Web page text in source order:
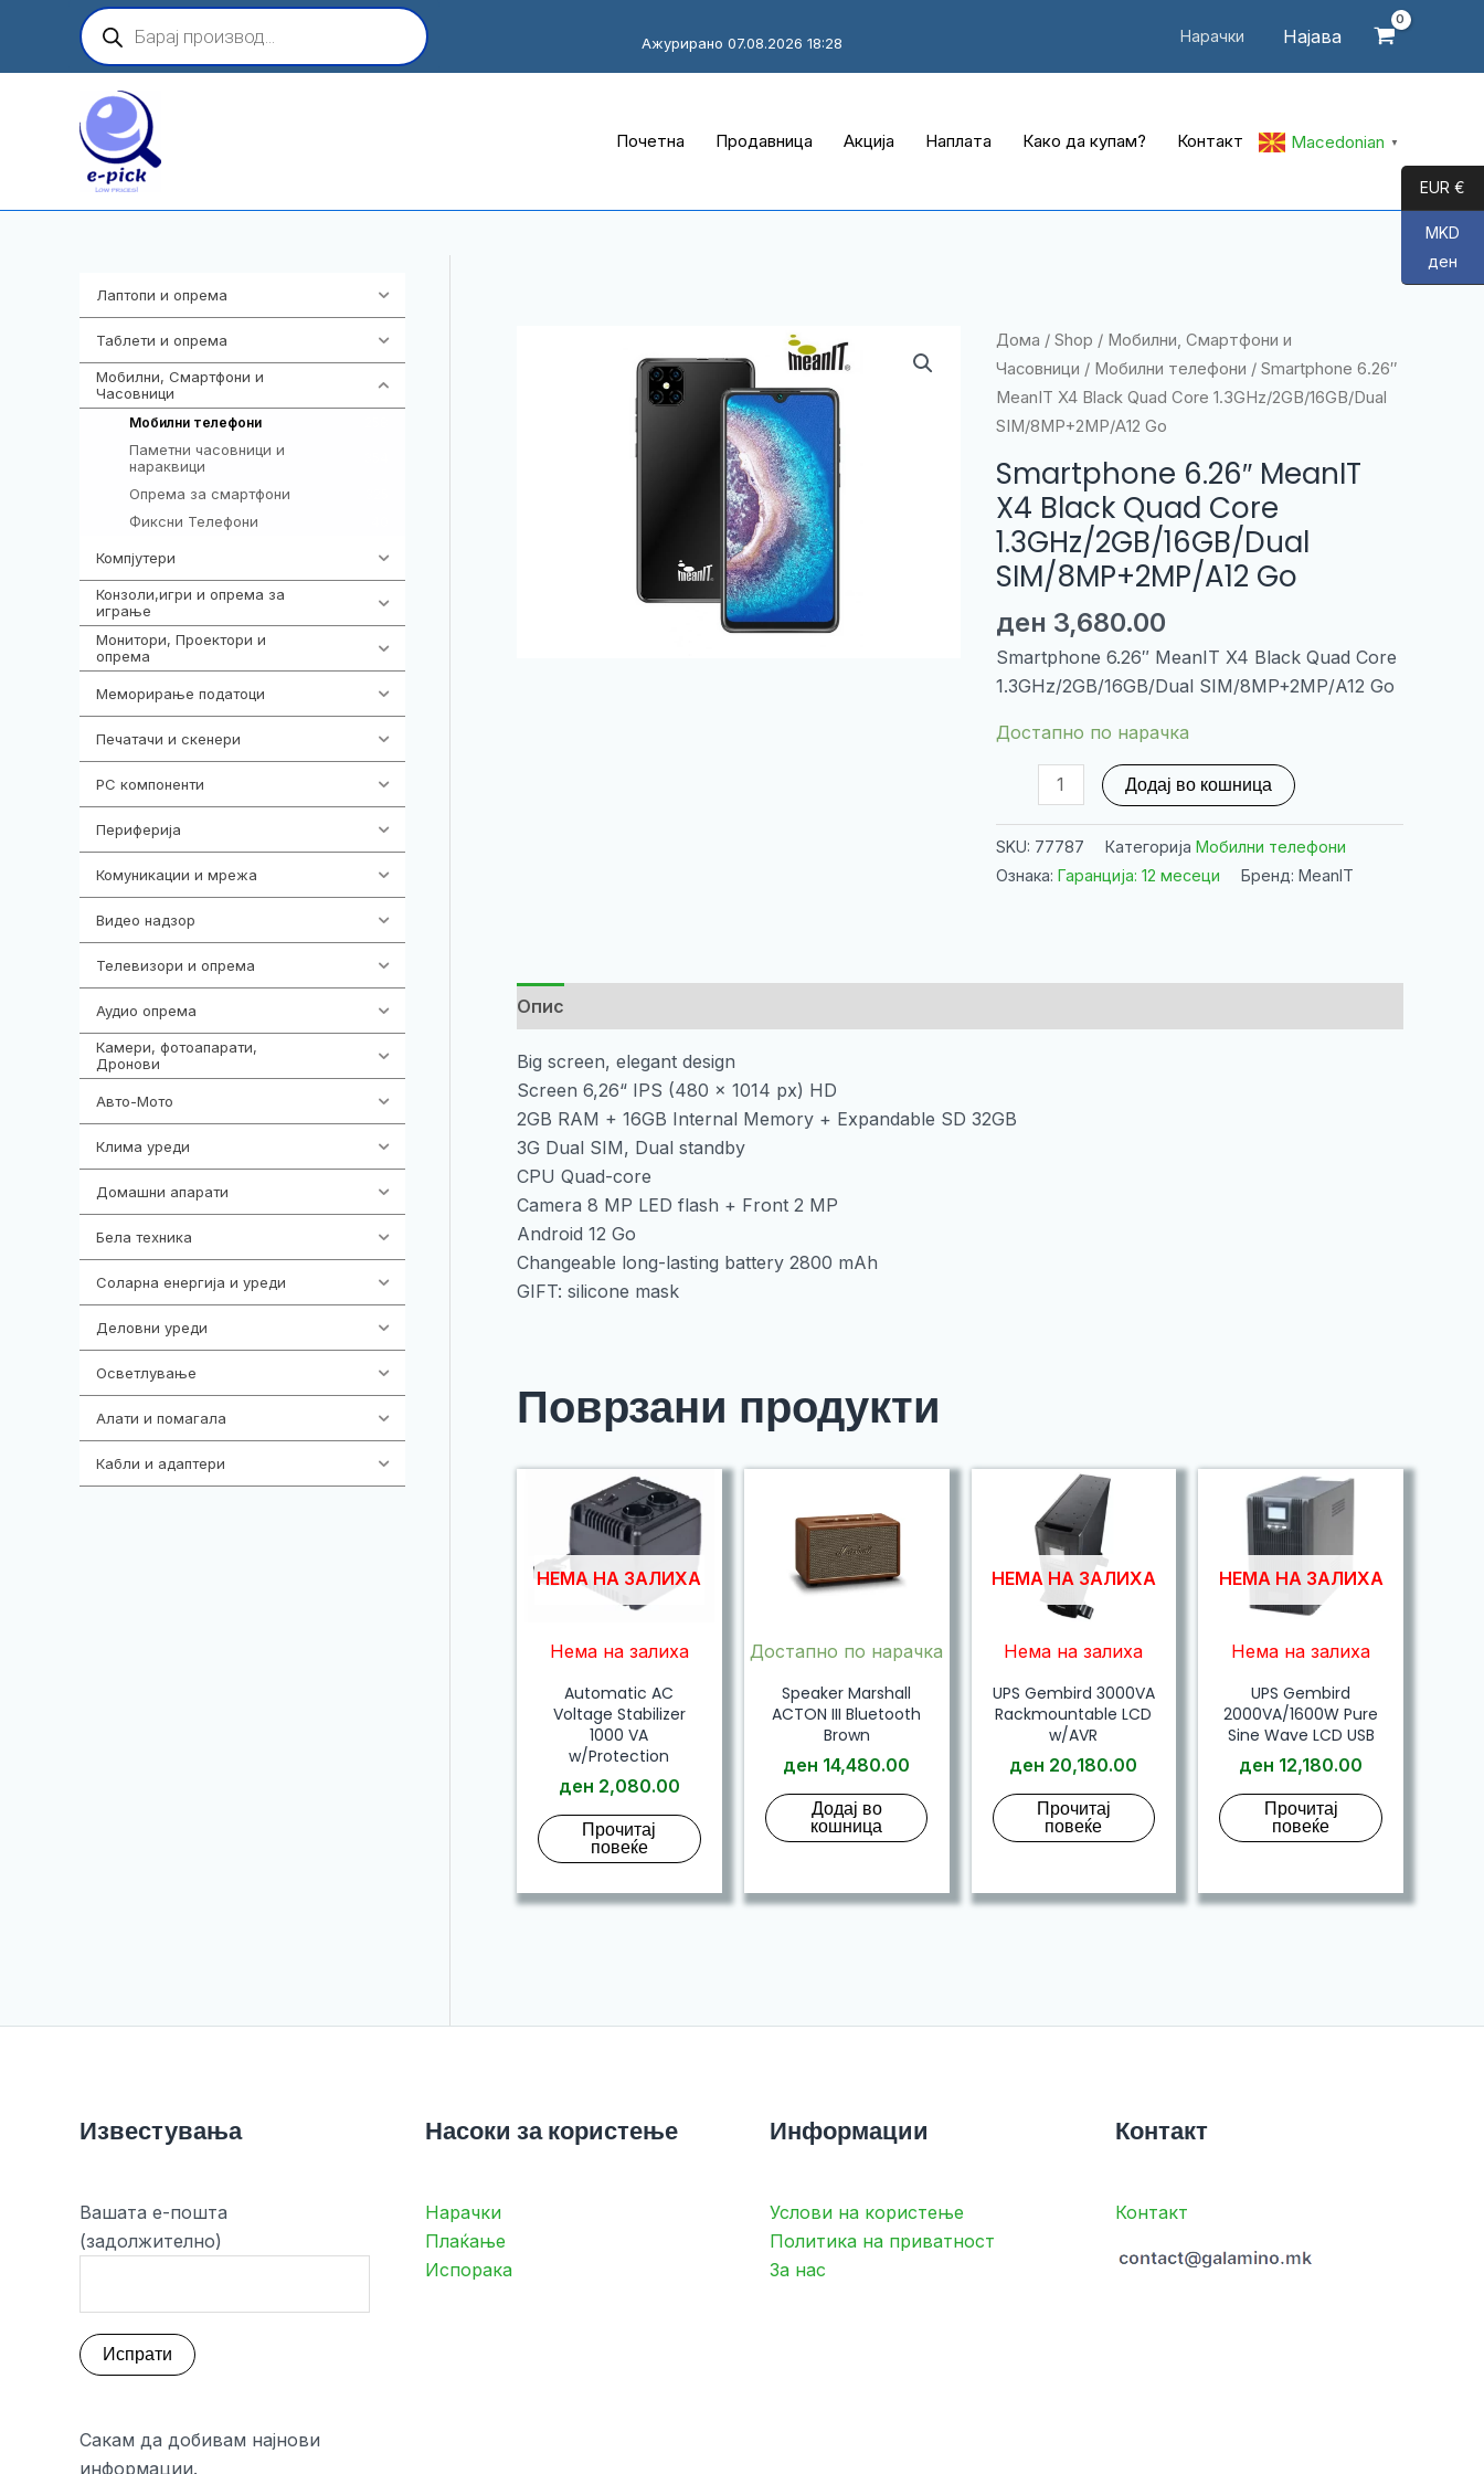
content
Products
search
Нарачки Најава
Ажурирано 07.08.2026 18:28
Почетна Продавница Акција Наплата Како да купам? Контакт Macedonian ▼
Лаптопи и опрема
Таблети и опрема
Мобилни, Смартфони и
Часовници
Мобилни телефони
Паметни часовници и
нараквици
Опрема за смартфони
Фиксни Телефони
Компјутери
Конзоли,игри и опрема за
играње
Монитори, Проектори и
опрема
Меморирање податоци
Печатачи и скенери
PC компоненти
Периферија
Комуникации и мрежа
Видео надзор
Телевизори и опрема
Аудио опрема
Камери, фотоапарати,
Дронови
Авто-Мото
Клима уреди
Домашни апарати
Бела техника
Соларна енергија и уреди
Деловни уреди
Осветлување
Алати и помагала
Кабли и адаптери
Дома / Shop / Мобилни, Смартфони и
Часовници / Мобилни телефони / Smartphone 6.26″
MeanIT X4 Black Quad Core 1.3GHz/2GB/16GB/Dual
SIM/8MP+2MP/A12 Go
Smartphone 6.26″ MeanIT
X4 Black Quad Core
1.3GHz/2GB/16GB/Dual
SIM/8MP+2MP/A12 Go
ден 3,680.00
Smartphone 6.26″ MeanIT X4 Black Quad Core
1.3GHz/2GB/16GB/Dual SIM/8MP+2MP/A12 Go
Достапно по нарачка
Smartphone
6.26"
1.3GHz/2GB/16GB/Dual
Go
Додај во кошница
SKU: 77787 Категорија Мобилни телефони
Ознака: Гаранција: 12 месеци Бренд: MeanIT
Опис
Big screen, elegant design
Screen 6,26“ IPS (480 x 1014 px) HD
2GB RAM + 16GB Internal Memory + Expandable SD 32GB
3G Dual SIM, Dual standby
CPU Quad-core
Camera 8 MP LED flash + Front 2 MP
Android 12 Go
Changeable long-lasting battery 2800 mAh
GIFT: silicone mask
Поврзани продукти
НЕМА НА ЗАЛИХА
Нема на залиха
Automatic AC
Voltage Stabilizer
1000 VA
w/Protection
ден 2,080.00
Прочитај
повеќе
Достапно по нарачка
Speaker Marshall
ACTON III Bluetooth
Brown
ден 14,480.00
Додај во
кошница
НЕМА НА ЗАЛИХА
Нема на залиха
UPS Gembird 3000VA
Rackmountable LCD
w/AVR
ден 20,180.00
Прочитај
повеќе
НЕМА НА ЗАЛИХА
Нема на залиха
UPS Gembird
2000VA/1600W Pure
Sine Wave LCD USB
ден 12,180.00
Прочитај
повеќе
Известувања
Вашата е-пошта
(задолжително)
Сакам да добивам најнови
информации.
Насоки за користење
Нарачки
Плаќање
Испорака
Информации
Услови на користење
Политика на приватност
За нас
Контакт
Контакт
EUR €
MKD
ден